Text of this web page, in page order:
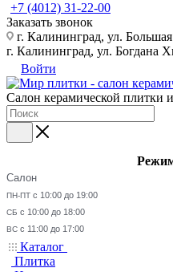
+7 (4012) 31-22-00
Заказать звонок
г. Калининград, ул.
г. Калининград, ул. Богдана
Войти
Салон керамической плитки
Салон
ПН-ПТ с 10:00 до 19:00
СБ с 10:00 до 18:00
ВС с 11:00 до 17:00
Каталог
Плитка